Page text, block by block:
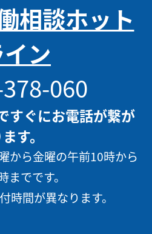
相談ホット
ン
060
すぐにお電話が繋が
す。
から金曜の午前10時から
までです。
時間が異なります。